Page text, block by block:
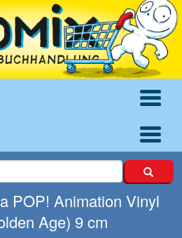
POP! Animation Vinyl
Age) 9 cm